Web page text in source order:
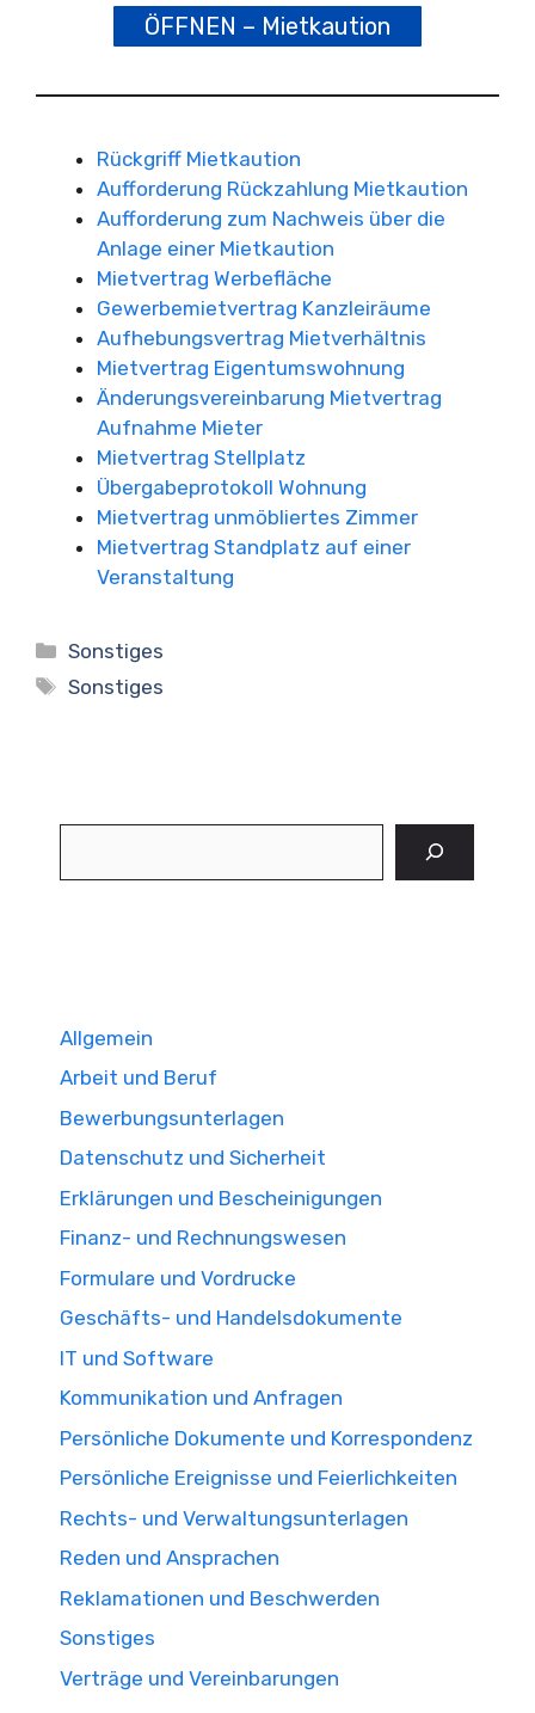
ÖFFNEN – Mietkaution
Rückgriff Mietkaution
Aufforderung Rückzahlung Mietkaution
Aufforderung zum Nachweis über die
Anlage einer Mietkaution
Mietvertrag Werbefläche
Gewerbemietvertrag Kanzleiräume
Aufhebungsvertrag Mietverhältnis
Mietvertrag Eigentumswohnung
Änderungsvereinbarung Mietvertrag
Aufnahme Mieter
Mietvertrag Stellplatz
Übergabeprotokoll Wohnung
Mietvertrag unmöbliertes Zimmer
Mietvertrag Standplatz auf einer
Veranstaltung
Kategorien
Sonstiges
Schlagwörter
Sonstiges
Allgemein
Arbeit und Beruf
Bewerbungsunterlagen
Datenschutz und Sicherheit
Erklärungen und Bescheinigungen
Finanz- und Rechnungswesen
Formulare und Vordrucke
Geschäfts- und Handelsdokumente
IT und Software
Kommunikation und Anfragen
Persönliche Dokumente und Korrespondenz
Persönliche Ereignisse und Feierlichkeiten
Rechts- und Verwaltungsunterlagen
Reden und Ansprachen
Reklamationen und Beschwerden
Sonstiges
Verträge und Vereinbarungen